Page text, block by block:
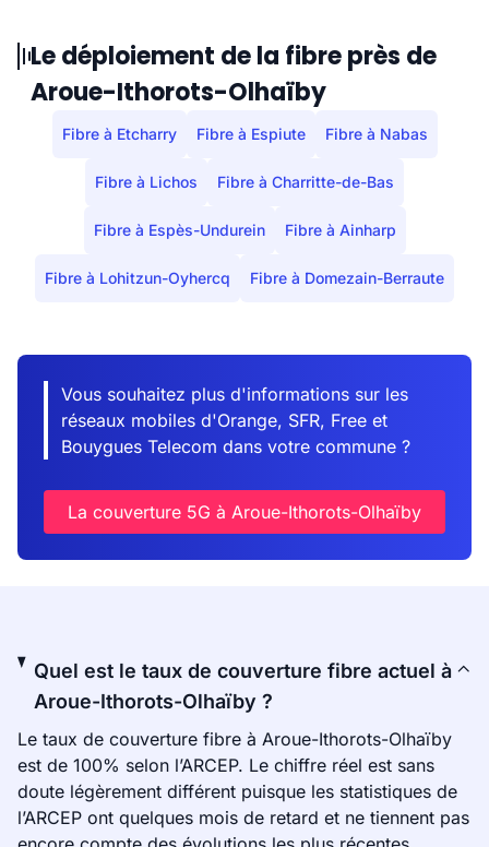
Le déploiement de la fibre près de
Aroue-Ithorots-Olhaïby
Fibre à Etcharry Fibre à Espiute Fibre à Nabas
Fibre à Lichos Fibre à Charritte-de-Bas
Fibre à Espès-Undurein Fibre à Ainharp
Fibre à Lohitzun-Oyhercq Fibre à Domezain-Berraute
Vous souhaitez plus d'informations sur les
réseaux mobiles d'Orange, SFR, Free et
Bouygues Telecom dans votre commune ?
La couverture 5G à Aroue-Ithorots-Olhaïby
Quel est le taux de couverture fibre actuel à
Aroue-Ithorots-Olhaïby ?
Le taux de couverture fibre à Aroue-Ithorots-Olhaïby
est de 100% selon l’ARCEP. Le chiffre réel est sans
doute légèrement différent puisque les statistiques de
l’ARCEP ont quelques mois de retard et ne tiennent pas